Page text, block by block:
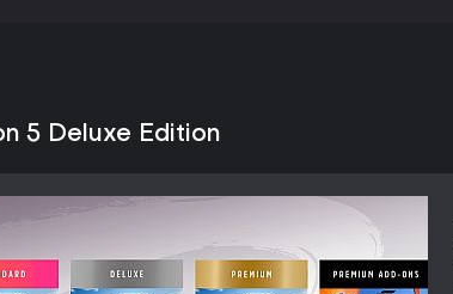
5 Deluxe Edition